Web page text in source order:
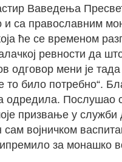
Ваведења
са православним
ће се временом
ревности да
одговор мени је
било потребно“.
одредила. Послушао
призвање у служби
војничком
за монашко